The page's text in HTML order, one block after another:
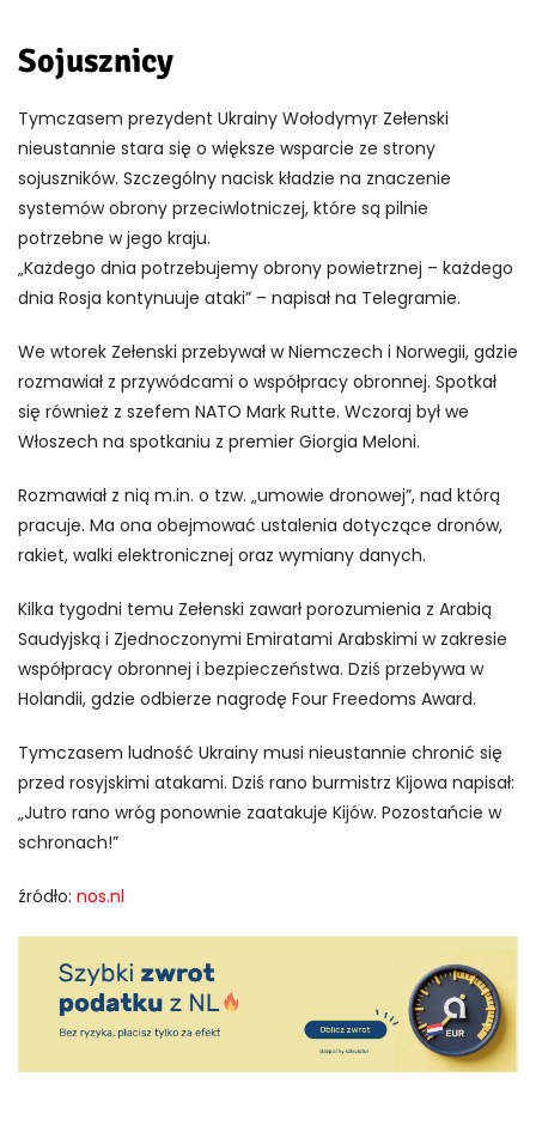
Sojusznicy
Tymczasem prezydent Ukrainy Wołodymyr Zełenski
nieustannie stara się o większe wsparcie ze strony
sojuszników. Szczególny nacisk kładzie na znaczenie
systemów obrony przeciwlotniczej, które są pilnie
potrzebne w jego kraju.
„Każdego dnia potrzebujemy obrony powietrznej – każdego
dnia Rosja kontynuuje ataki” – napisał na Telegramie.
We wtorek Zełenski przebywał w Niemczech i Norwegii, gdzie
rozmawiał z przywódcami o współpracy obronnej. Spotkał
się również z szefem NATO Mark Rutte. Wczoraj był we
Włoszech na spotkaniu z premier Giorgia Meloni.
Rozmawiał z nią m.in. o tzw. „umowie dronowej”, nad którą
pracuje. Ma ona obejmować ustalenia dotyczące dronów,
rakiet, walki elektronicznej oraz wymiany danych.
Kilka tygodni temu Zełenski zawarł porozumienia z Arabią
Saudyjską i Zjednoczonymi Emiratami Arabskimi w zakresie
współpracy obronnej i bezpieczeństwa. Dziś przebywa w
Holandii, gdzie odbierze nagrodę Four Freedoms Award.
Tymczasem ludność Ukrainy musi nieustannie chronić się
przed rosyjskimi atakami. Dziś rano burmistrz Kijowa napisał:
„Jutro rano wróg ponownie zaatakuje Kijów. Pozostańcie w
schronach!”
źródło: nos.nl